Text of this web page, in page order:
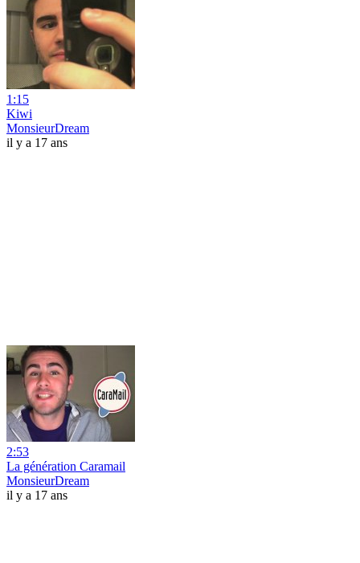
1:15
Kiwi
MonsieurDream
il y a 17 ans
2:53
La génération Caramail
MonsieurDream
il y a 17 ans